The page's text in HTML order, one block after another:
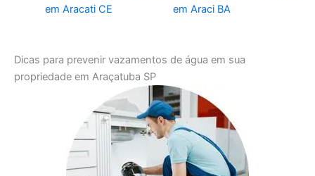
em Aracati CE
em Araci BA
Dicas para prevenir vazamentos de água em sua
propriedade em Araçatuba SP